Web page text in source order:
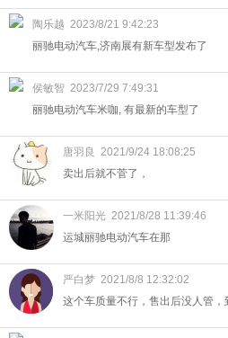
陶乐越 2023/8/21 9:42:23
丽驰电动汽车,济南展有新车型发布了
侯敏智 2023/7/29 7:49:31
丽驰电动汽车米咖, 有最新的车型了
唐羽良 2021/9/24 18:08:25
卖出后就不菅了，
一米阳光 2021/8/28 11:39:46
运城丽驰电动汽车在那
严白梦 2021/8/8 12:32:02
这个车质量不行，售出后没人管，